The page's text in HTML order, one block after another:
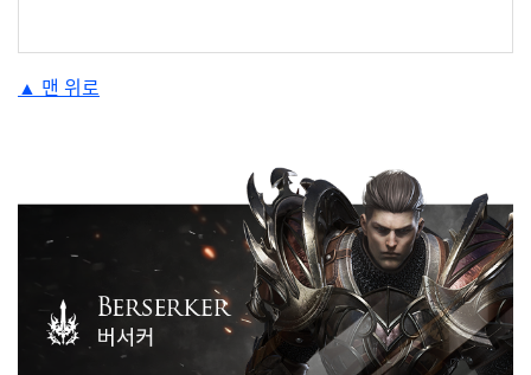
▲ 맨 위로